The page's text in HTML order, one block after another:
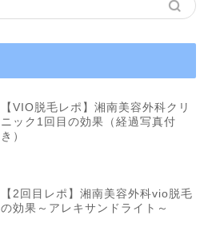
【VIO脱毛レポ】湘南美容外科クリ
ニック1回目の効果（経過写真付
き）
【2回目レポ】湘南美容外科vio脱毛
の効果～アレキサンドライト～